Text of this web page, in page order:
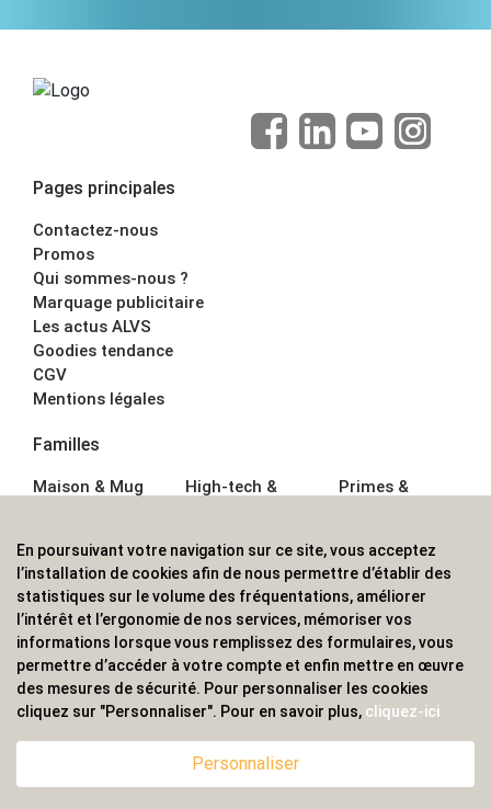
Pages principales
Contactez-nous
Promos
Qui sommes-nous ?
Marquage publicitaire
Les actus ALVS
Goodies tendance
CGV
Mentions légales
Familles
Maison & Mug
Écriture
Bagagerie sacs
High-tech &
Sport &
Outdoor
Enfant
Primes &
Boisson
Textile &
Casquette
Accessoires de
ALVS, fournisseur d'objets publicitaires, pour les
professionnels. Une implantation nationale, une
couverture internationale.
En poursuivant votre navigation sur ce site, vous acceptez
l’installation de cookies afin de nous permettre d’établir des
statistiques sur le volume des fréquentations, améliorer
l’intérêt et l’ergonomie de nos services, mémoriser vos
informations lorsque vous remplissez des formulaires, vous
permettre d’accéder à votre compte et enfin mettre en œuvre
des mesures de sécurité. Pour personnaliser les cookies
cliquez sur "Personnaliser". Pour en savoir plus, cliquez-ici
Personnaliser